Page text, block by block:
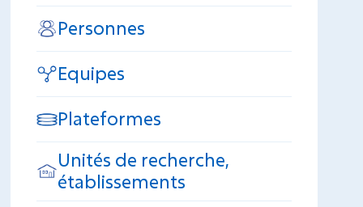
Personnes
Equipes
Plateformes
Unités de recherche,
établissements